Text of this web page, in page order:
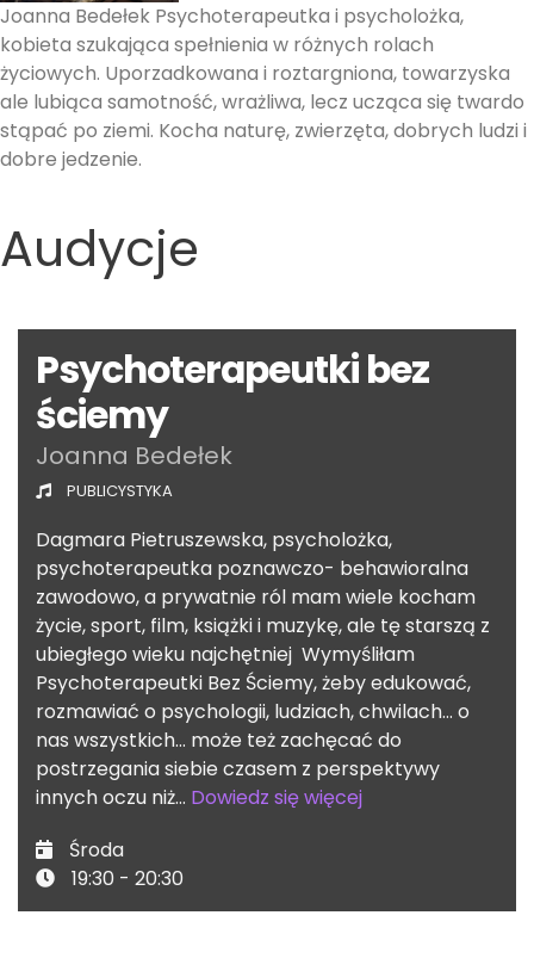
Joanna Bedełek Psychoterapeutka i psycholożka,
kobieta szukająca spełnienia w różnych rolach
życiowych. Uporzadkowana i roztargniona, towarzyska
ale lubiąca samotność, wrażliwa, lecz ucząca się twardo
stąpać po ziemi. Kocha naturę, zwierzęta, dobrych ludzi i
dobre jedzenie.
Audycje
Psychoterapeutki bez
ściemy
Joanna Bedełek
PUBLICYSTYKA
Dagmara Pietruszewska, psycholożka,
psychoterapeutka poznawczo- behawioralna
zawodowo, a prywatnie ról mam wiele kocham
życie, sport, film, książki i muzykę, ale tę starszą z
ubiegłego wieku najchętniej Wymyśliłam
Psychoterapeutki Bez Ściemy, żeby edukować,
rozmawiać o psychologii, ludziach, chwilach… o
nas wszystkich… może też zachęcać do
postrzegania siebie czasem z perspektywy
innych oczu niż… Dowiedz się więcej
Środa
19:30 - 20:30